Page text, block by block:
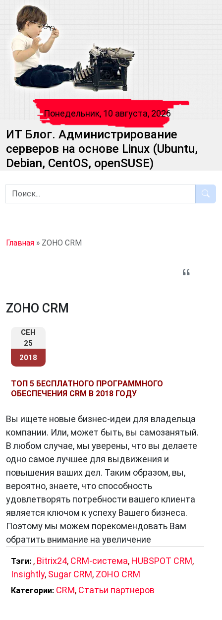
Понедельник, 10 августа, 2026
ИТ Блог. Администрирование
серверов на основе Linux (Ubuntu,
Debian, CentOS, openSUSE)
Главная » ZOHO CRM
ZOHO CRM
СЕН
25
2018
ТОП 5 БЕСПЛАТНОГО ПРОГРАММНОГО
ОБЕСПЕЧЕНИЯ CRM В 2018 ГОДУ
Вы ищете новые бизнес-идеи для владельца
компании. Или, может быть, вы самозанятый.
В любом случае, мы уверены, что вы делаете
одно самое лучшее для выдвижения и
повышения ваших дел. Таким образом, вы,
вероятно, знаете, что способность
удовлетворять потребности вашего клиента
является ключом к успеху Вашего бизнеса.
Поэтому мы можем порекомендовать Вам
обратить внимание на увеличение
Тэги: , Bitrix24, CRM-система, HUBSPOT CRM,
Insightly, Sugar CRM, ZOHO CRM
Категории: CRM, Статьи партнеров